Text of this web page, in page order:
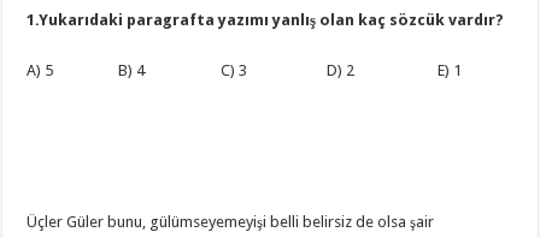
1.Yukarıdaki paragrafta yazımı yanlış olan kaç sözcük vardır?
A) 5 B) 4 C) 3 D) 2 E) 1
Üçler Güler bunu, gülümseyemeyişi belli belirsiz de olsa şair